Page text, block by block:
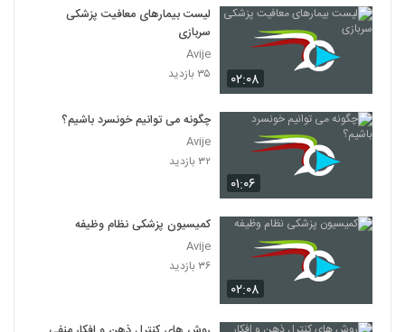
۰۲:۰۸
لیست بیمارهای معافیت پزشکی
سربازی
Avije
۳۵ بازدید
۰۱:۰۶
چگونه می توانیم خونسرد باشیم؟
Avije
۳۲ بازدید
۰۲:۰۸
کمیسیون پزشکی نظام وظیفه
Avije
۳۶ بازدید